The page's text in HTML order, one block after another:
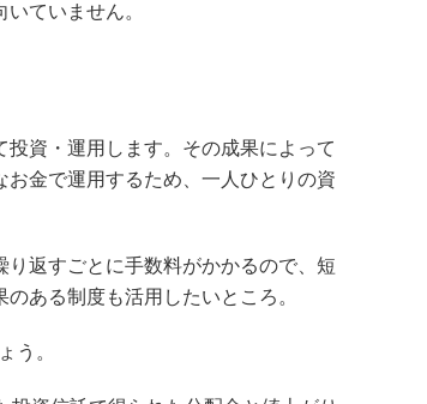
ていません。
投資・運用します。その成果によって
金で運用するため、一人ひとりの資
返すごとに手数料がかかるので、短
ある制度も活用したいところ。
う。